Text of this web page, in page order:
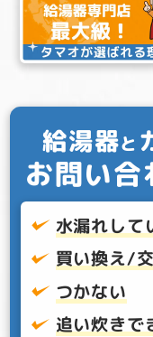
給湯器と
お問い合
水漏れして
買い換え/
つかない
追い炊きで